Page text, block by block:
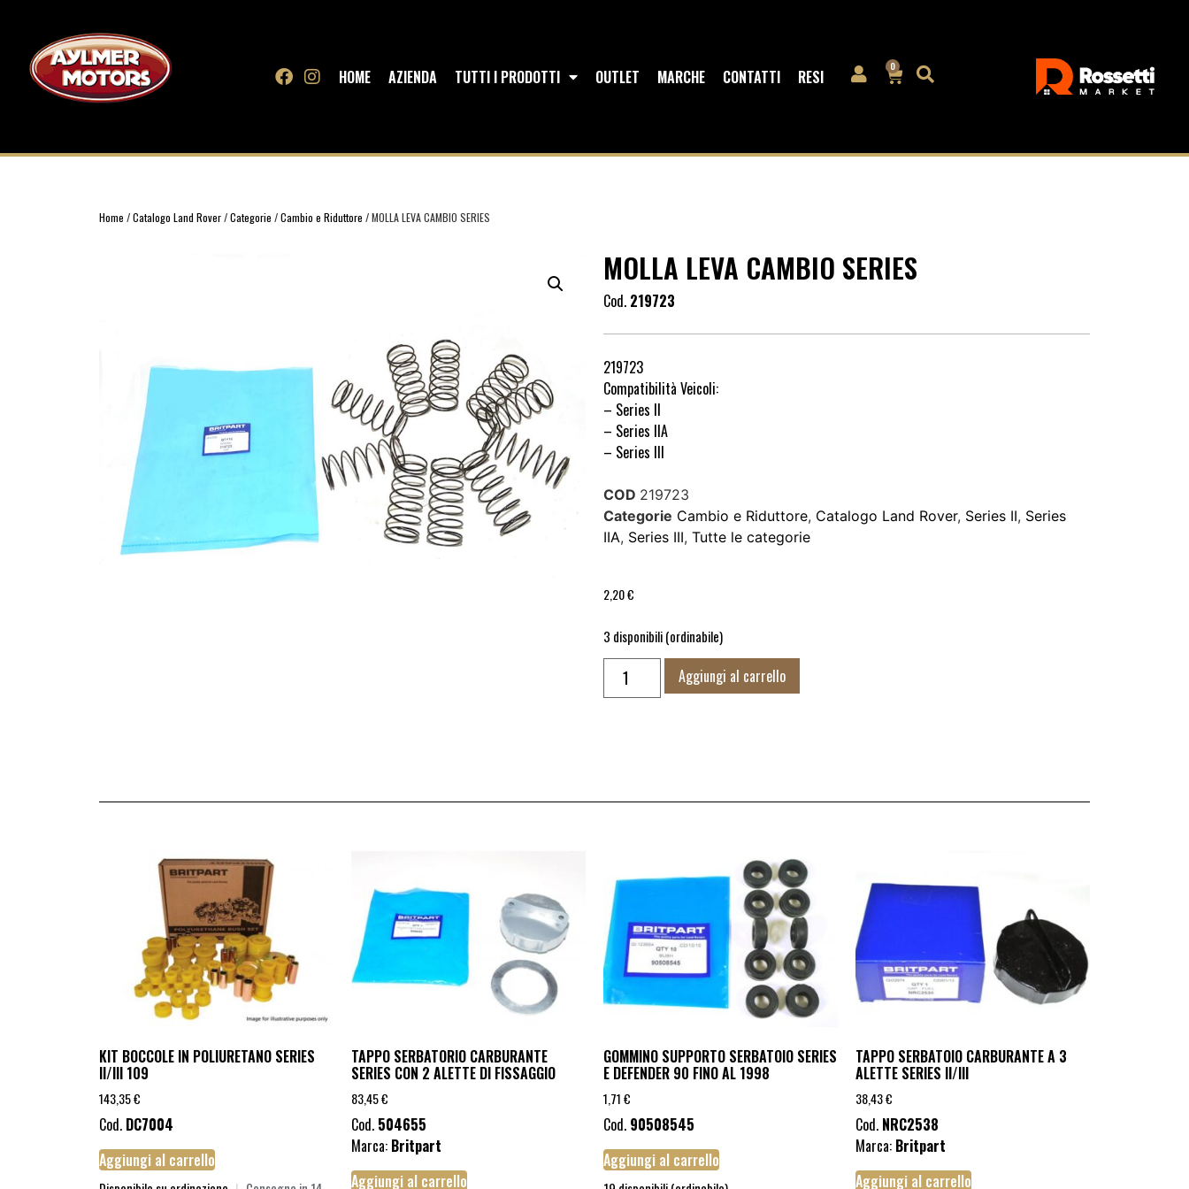
HOME AZIENDA TUTTI I PRODOTTI OUTLET MARCHE CONTATTI RESI 0
Home /Catalogo Land Rover/Categorie /Cambio e Riduttore / MOLLA LEVA CAMBIO SERIES
MOLLA LEVA CAMBIO SERIES
Cod. 219723
219723
Compatibilità Veicoli:
– Series II
– Series IIA
– Series III
COD 219723
Categorie Cambio e Riduttore, Catalogo Land Rover, Series II, Series
IIA, Series III, Tutte le categorie
2,20€
3 disponibili (ordinabile)
Aggiungi al carrello
KIT BOCCOLE IN POLIURETANO SERIES
II/III 109
143,35€
Cod. DC7004
Aggiungi al carrello
TAPPO SERBATORIO CARBURANTE
SERIES CON 2 ALETTE DI FISSAGGIO
83,45€
Cod. 504655
Marca: Britpart
Aggiungi al carrello
GOMMINO SUPPORTO SERBATOIO SERIES
E DEFENDER 90 FINO AL 1998
1,71€
Cod. 90508545
Aggiungi al carrello
TAPPO SERBATOIO CARBURANTE A 3
ALETTE SERIES II/III
38,43€
Cod. NRC2538
Marca: Britpart
Aggiungi al carrello